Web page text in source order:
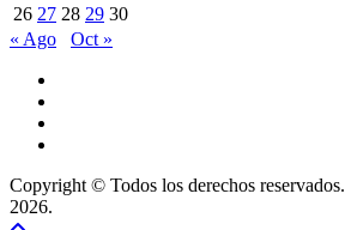
26 27 28 29 30
« Ago
Oct »
Copyright © Todos los derechos reservados.
2026.